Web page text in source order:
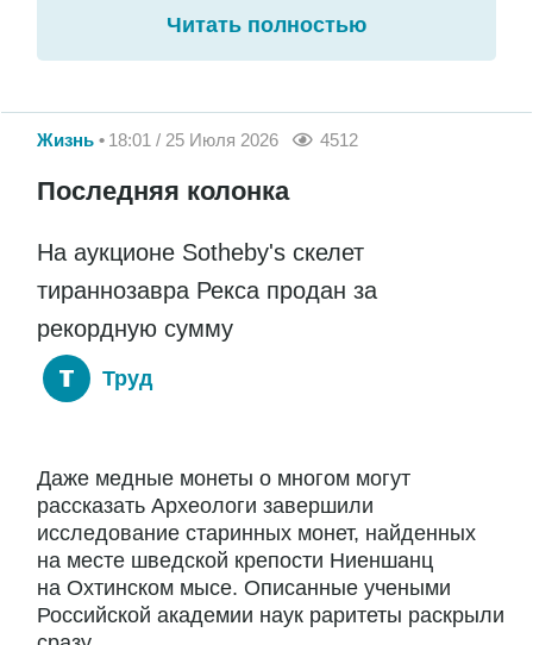
Читать полностью
Жизнь 18:01 / 25 Июля 2026 4512
Последняя колонка
На аукционе Sotheby's скелет
тираннозавра Рекса продан за
рекордную сумму
Труд
Даже медные монеты о многом могут
рассказать Археологи завершили
исследование старинных монет, найденных
на месте шведской крепости Ниеншанц
на Охтинском мысе. Описанные учеными
Российской академии наук раритеты раскрыли